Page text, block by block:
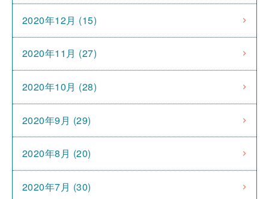
2020年12月 (15)
2020年11月 (27)
2020年10月 (28)
2020年9月 (29)
2020年8月 (20)
2020年7月 (30)